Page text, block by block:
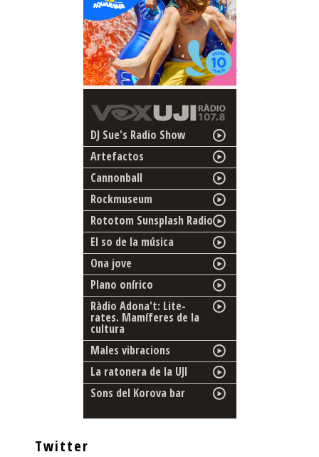
DJ Sue's Radio Show
Artefactos
Cannonball
Rockmuseum
Rototom Sunsplash Radio
El so de la música
Ona jove
Plano onírico
Ràdio Adona't: Lite-
rates. Mamíferes de la
cultura
Males vibracions
La ratonera de la UJI
Sons del Korova bar
Twitter